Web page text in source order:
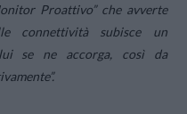
Proattivo” che avverte
connettività subisce un
se ne accorga, così da